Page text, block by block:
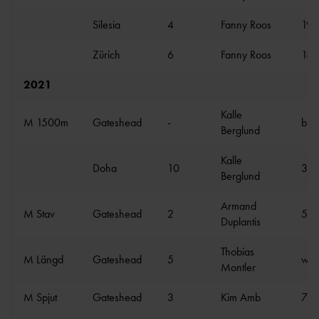
Silesia
4 Fanny Roos
Zürich
6 Fanny Roos
2021
M 1500m Gateshead -
Kalle
Berglund
bröt
Doha 10
Kalle
Berglund
M Stav Gateshead 2
Armand
Duplantis
M Längd Gateshead 5
Thobias
Montler
w
M Spjut Gateshead 3 Kim Amb